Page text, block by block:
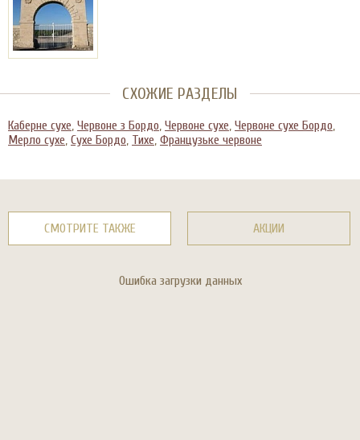
СХОЖИЕ РАЗДЕЛЫ
Каберне сухе, Червоне з Бордо, Червоне сухе, Червоне сухе Бордо,
Мерло сухе, Сухе Бордо, Тихе, Французьке червоне
СМОТРИТЕ ТАКЖЕ АКЦИИ
Ошибка загрузки данных